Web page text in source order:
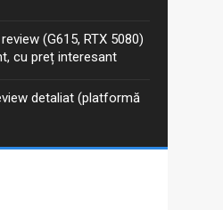
(G615, RTX 5080)
cu preț interesant
detaliat (platformă